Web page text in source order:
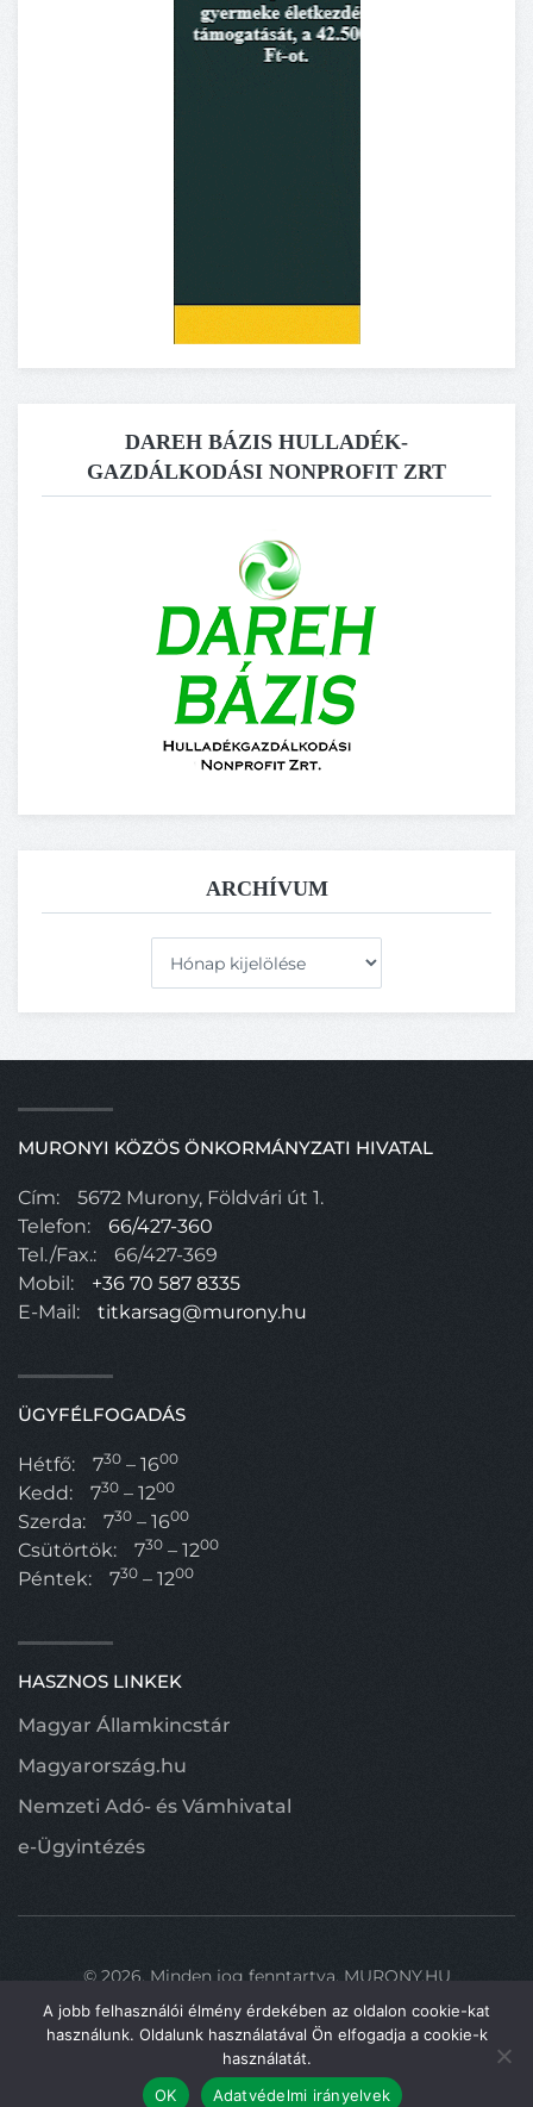
DAREH BÁZIS HULLADÉK-
GAZDÁLKODÁSI NONPROFIT ZRT
ARCHÍVUM
MURONYI KÖZÖS ÖNKORMÁNYZATI HIVATAL
Cím:
5672 Murony, Földvári út 1.
Telefon:
66/427-360
Tel./Fax.:
66/427-369
Mobil:
+36 70 587 8335
E-Mail:
titkarsag@murony.hu
ÜGYFÉLFOGADÁS
Hétfő: 730 – 1600
Kedd: 730 – 1200
Szerda: 730 – 1600
Csütörtök: 730 – 1200
Péntek: 730 – 1200
HASZNOS LINKEK
Magyar Államkincstár
Magyarország.hu
Nemzeti Adó- és Vámhivatal
e-Ügyintézés
© 2026. Minden jog fenntartva. MURONY.HU
Fel
A jobb felhasználói élmény érdekében az oldalon cookie-kat
használunk. Oldalunk használatával Ön elfogadja a cookie-k
használatát.
OK
Adatvédelmi irányelvek